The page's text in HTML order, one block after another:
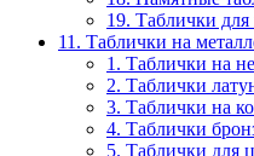
19. Таблички
11. Таблички на
1. Таблички на
2. Таблички
3. Таблички на
4. Таблички
5. Таблички для